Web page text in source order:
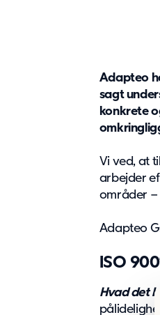
Adapteo
sagt
konkrete
Vi ved, at
arbejder
områder –
Adapteo
ISO
Hvad det